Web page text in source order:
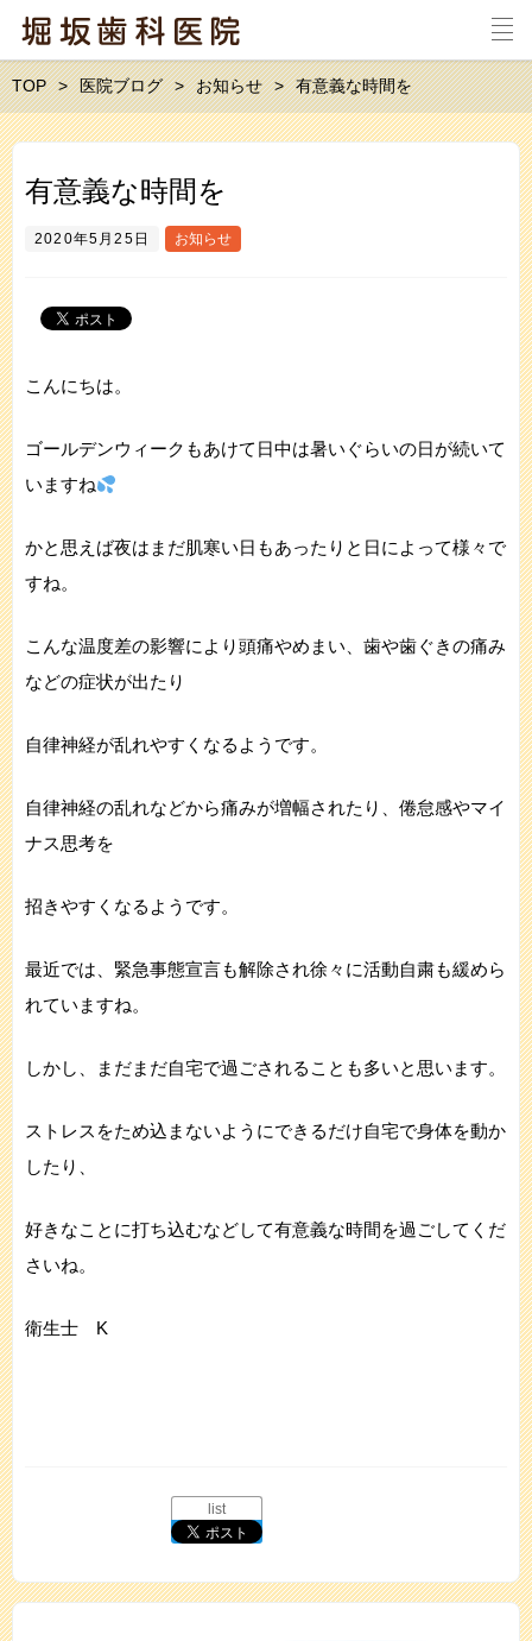
TOP 医院ブログ お知らせ 有意義な時間を
有意義な時間を
2020年5月25日 お知らせ
こんにちは。
ゴールデンウィークもあけて日中は暑いぐらいの日が続いて
いますね
かと思えば夜はまだ肌寒い日もあったりと日によって様々で
すね。
こんな温度差の影響により頭痛やめまい、歯や歯ぐきの痛み
などの症状が出たり
自律神経が乱れやすくなるようです。
自律神経の乱れなどから痛みが増幅されたり、倦怠感やマイ
ナス思考を
招きやすくなるようです。
最近では、緊急事態宣言も解除され徐々に活動自粛も緩めら
れていますね。
しかし、まだまだ自宅で過ごされることも多いと思います。
ストレスをため込まないようにできるだけ自宅で身体を動か
したり、
好きなことに打ち込むなどして有意義な時間を過ごしてくだ
さいね。
衛生士 K
list